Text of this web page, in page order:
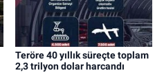
Teröre 40 yıllık süreçte toplam
2,3 trilyon dolar harcandı